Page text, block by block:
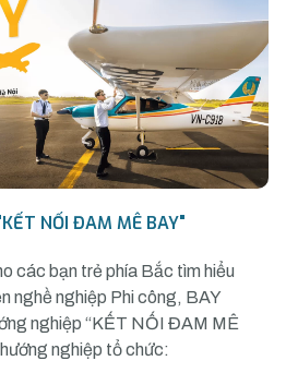
NỐI ĐAM MÊ BAY"
các bạn trẻ phía Bắc tìm hiểu
nghề nghiệp Phi công, BAY
nghiệp “KẾT NỐI ĐAM MÊ
nghiệp tổ chức: